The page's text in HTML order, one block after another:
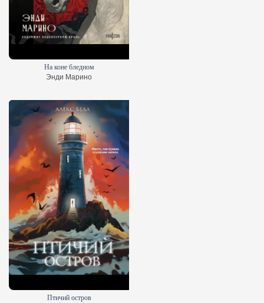
На коне бледном
Энди Марино
Птичий остров